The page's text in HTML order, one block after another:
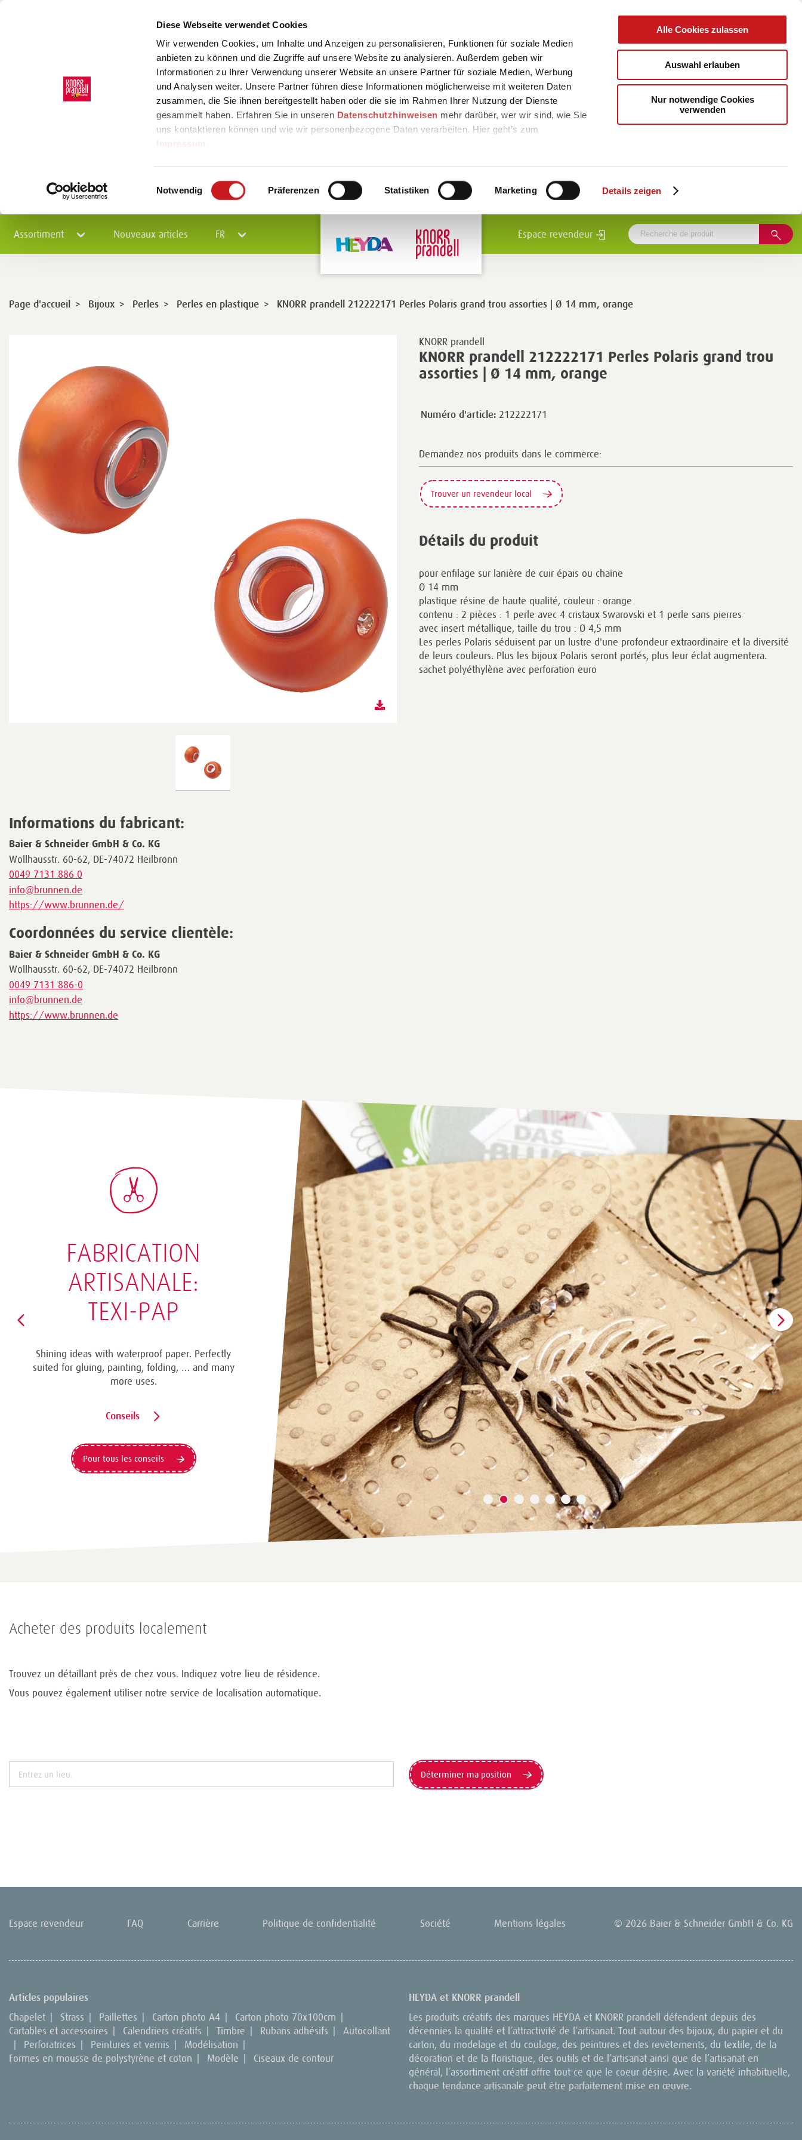
Diese Webseite verwendet Cookies
Wir verwenden Cookies, um Inhalte und Anzeigen zu personalisieren, Funktionen für soziale Medien
anbieten zu können und die Zugriffe auf unsere Website zu analysieren. Außerdem geben wir
Informationen zu Ihrer Verwendung unserer Website an unsere Partner für soziale Medien, Werbung
und Analysen weiter. Unsere Partner führen diese Informationen möglicherweise mit weiteren Daten
zusammen, die Sie ihnen bereitgestellt haben oder die sie im Rahmen Ihrer Nutzung der Dienste
gesammelt haben. Erfahren Sie in unseren Datenschutzhinweisen mehr darüber, wer wir sind, wie Sie
uns kontaktieren können und wie wir personenbezogene Daten verarbeiten. Hier geht’s zum
Impressum
Einwilligungsauswahl
Notwendig Präferenzen Statistiken Marketing Details zeigen
Alle Cookies zulassen
Auswahl erlauben
Nur notwendige Cookies
verwenden
Assortiment Nouveaux articles FR Espace revendeur
KNORR prandell
KNORR prandell 212222171 Perles Polaris grand trou
assorties | Ø 14 mm, orange
Page d'accueil > Bijoux > Perles > Perles en plastique > KNORR prandell 212222171 Perles Polaris grand trou assorties | Ø 14 mm, orange
Numéro d'article: 212222171
Demandez nos produits dans le commerce:
Trouver un revendeur local
Détails du produit
pour enfilage sur lanière de cuir épais ou chaîne
Ø 14 mm
plastique résine de haute qualité, couleur : orange
contenu : 2 pièces : 1 perle avec 4 cristaux Swarovski et 1 perle sans pierres
avec insert métallique, taille du trou : Ø 4,5 mm
Les perles Polaris séduisent par un lustre d'une profondeur extraordinaire et la diversité
de leurs couleurs. Plus les bijoux Polaris seront portés, plus leur éclat augmentera.
sachet polyéthylène avec perforation euro
Informations du fabricant:
Baier & Schneider GmbH & Co. KG
Wollhausstr. 60-62, DE-74072 Heilbronn
0049 7131 886 0
info@brunnen.de
https://www.brunnen.de/
Coordonnées du service clientèle:
Baier & Schneider GmbH & Co. KG
Wollhausstr. 60-62, DE-74072 Heilbronn
0049 7131 886-0
info@brunnen.de
https://www.brunnen.de
FABRICATION
ARTISANALE:
TEXI-PAP
Shining ideas with waterproof paper. Perfectly
suited for gluing, painting, folding, … and many
more uses.
Conseils
Pour tous les conseils
Acheter des produits localement
Trouvez un détaillant près de chez vous. Indiquez votre lieu de résidence.
Vous pouvez également utiliser notre service de localisation automatique.
Déterminer ma position
Espace revendeur FAQ Carrière Politique de confidentialité Société Mentions légales © 2026 Baier & Schneider GmbH & Co. KG
Articles populaires
Chapelet Strass Paillettes Carton photo A4 Carton photo 70x100cm
Cartables et accessoires
Calendriers créatifs Timbre Rubans adhésifs
Autocollant
Perforatrices Peintures et vernis Modélisation
Formes en mousse de polystyrène et coton
Modèle Ciseaux de contour
HEYDA et KNORR prandell
Les produits créatifs des marques HEYDA et KNORR prandell défendent depuis des
décennies la qualité et l’attractivité de l’artisanat. Tout autour des bijoux, du papier et du
carton, du modelage et du coulage, des peintures et des revêtements, du textile, de la
décoration et de la floristique, des outils et de l’artisanat ainsi que de l’artisanat en
général, l’assortiment créatif offre tout ce que le coeur désire. Avec la variété inhabituelle,
chaque tendance artisanale peut être parfaitement mise en œuvre.